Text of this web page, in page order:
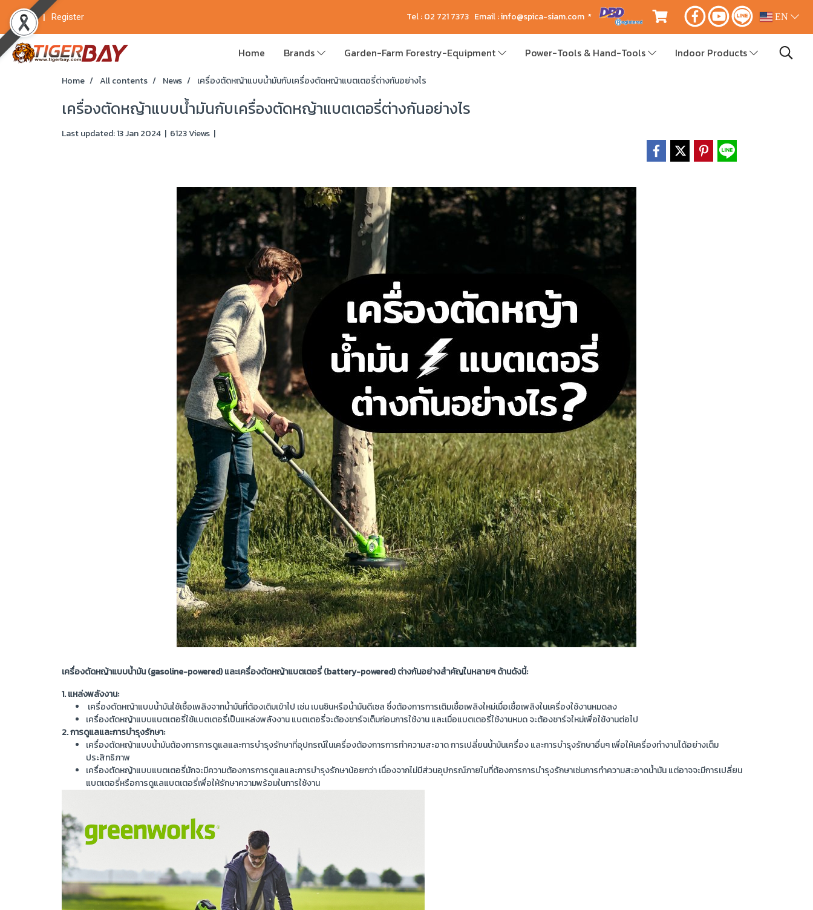
Login Register Tel : 02 721 7373 Email : info@spica-siam.com * EN
Home Brands Garden-Farm Forestry-Equipment Power-Tools & Hand-Tools Indoor Products
Home All contents News เครื่องตัดหญ้าแบบน้ำมันกับเครื่องตัดหญ้าแบตเตอรี่ต่างกันอย่างไร
เครื่องตัดหญ้าแบบน้ำมันกับเครื่องตัดหญ้าแบตเตอรี่ต่างกันอย่างไร
Last updated: 13 Jan 2024 | 6123 Views |
เครื่องตัดหญ้าแบบน้ำมัน (gasoline-powered) และเครื่องตัดหญ้าแบตเตอรี่ (battery-powered) ต่างกันอย่างสำคัญในหลายๆ ด้านดังนี้:
1. แหล่งพลังงาน:
เครื่องตัดหญ้าแบบน้ำมันใช้เชื้อเพลิงจากน้ำมันที่ต้องเติมเข้าไป เช่น เบนซินหรือน้ำมันดีเซล ซึ่งต้องการการเติมเชื้อเพลิงใหม่เมื่อเชื้อเพลิงในเครื่องใช้งานหมดลง
เครื่องตัดหญ้าแบบแบตเตอรี่ใช้แบตเตอรี่เป็นแหล่งพลังงาน แบตเตอรี่จะต้องชาร์จเต็มก่อนการใช้งาน และเมื่อแบตเตอรี่ใช้งานหมด จะต้องชาร์จใหม่เพื่อใช้งานต่อไป
2. การดูแลและการบำรุงรักษา:
เครื่องตัดหญ้าแบบน้ำมันต้องการการดูแลและการบำรุงรักษาที่อุปกรณ์ในเครื่องต้องการการทำความสะอาด การเปลี่ยนน้ำมันเครื่อง และการบำรุงรักษาอื่นๆ เพื่อให้เครื่องทำงานได้อย่างเต็ม
ประสิทธิภาพ
เครื่องตัดหญ้าแบบแบตเตอรี่มักจะมีความต้องการการดูแลและการบำรุงรักษาน้อยกว่า เนื่องจากไม่มีส่วนอุปกรณ์ภายในที่ต้องการการบำรุงรักษาเช่นการทำความสะอาดน้ำมัน แต่อาจจะมีการเปลี่ยน
แบตเตอรี่หรือการดูแลแบตเตอรี่เพื่อให้รักษาความพร้อมในการใช้งาน